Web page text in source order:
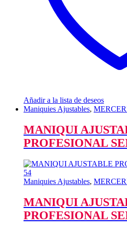
Añadir a la lista de deseos
Maniquies Ajustables,
MANIQUI
PROFESIONAL
Maniquies Ajustables,
MANIQUI
PROFESIONAL